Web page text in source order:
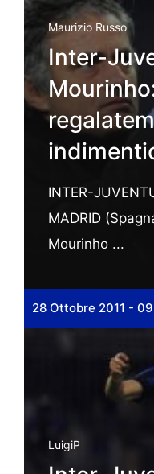
Maurizio Russo
Inter-
INTER-
MADRID
Mourinho ...
28 Ottobre 2011 -
LuigiP